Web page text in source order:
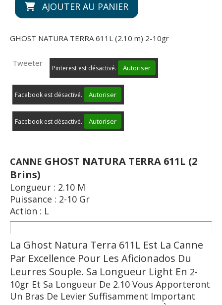
AJOUTER AU PANIER
GHOST NATURA TERRA 611L (2.10 m) 2-10gr
Tweeter
Pinterest est désactivé. Autoriser
Facebook est désactivé. Autoriser
Facebook est désactivé. Autoriser
CANNE GHOST NATURA TERRA 611L (2
Brins)
Longueur : 2.10 M
Puissance : 2-10 Gr
Action : L
La Ghost Natura Terra 611L Est La Canne
Par Excellence Pour Les Aficionados Du
Leurres Souple. Sa Longueur Light En 2-
10gr Et Sa Longueur De 2.10 Vous Apporteront
Un Bras De Levier Suffisamment Important